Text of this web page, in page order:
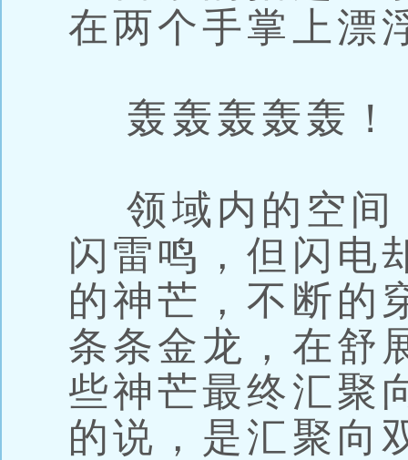
在两个手掌上漂
轰轰轰轰轰！
领域内的空间
闪雷鸣，但闪电
的神芒，不断的
条条金龙，在舒
些神芒最终汇聚
的说，是汇聚向